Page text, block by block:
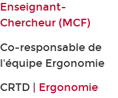
Enseignant-
Chercheur (MCF)
Co-responsable de
l'équipe Ergonomie
CRTD | Ergonomie